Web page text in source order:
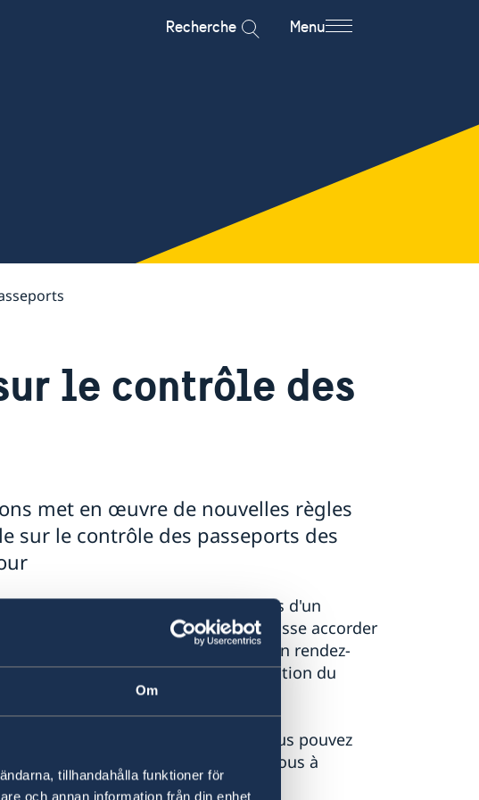
Om
tillhandahålla funktioner för
och annan information från din enhet
Recherche Menu
le contrôle des
met en œuvre de nouvelles règles
sur le contrôle des passeports des
devront montrer leur passeport lors d'un
suédoise des migrations ne puisse accorder
concernés pour prendre un rendez-
afin de procéder à la vérification du
pour montrer votre passeport, vous pouvez
e-mail pour organiser un rendez-vous à